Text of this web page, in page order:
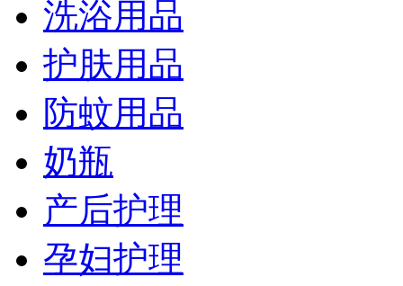
洗浴用品
护肤用品
防蚊用品
奶瓶
产后护理
孕妇护理